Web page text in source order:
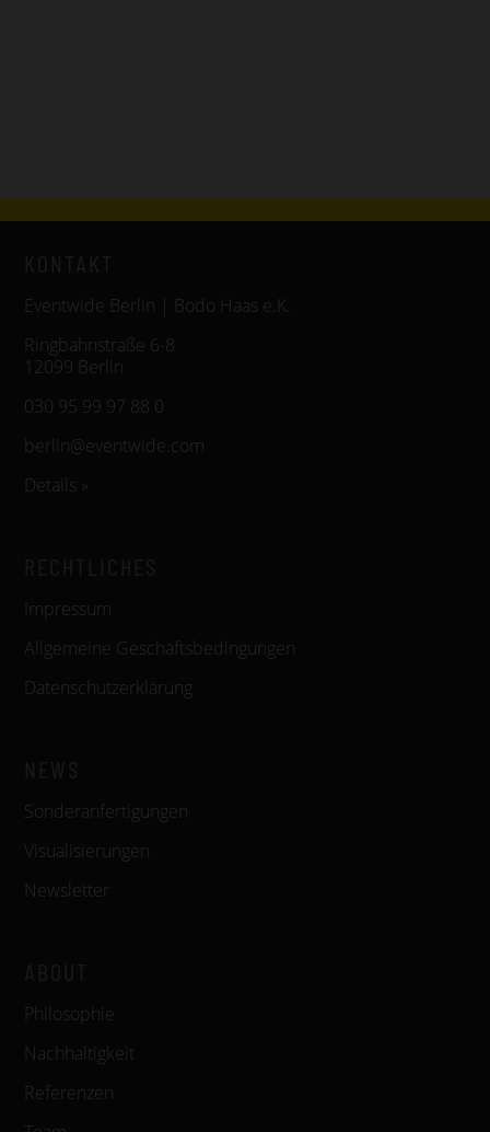
Eventwide Berlin | Bodo Haas e.K.
Ringbahnstraße 6-8
12099 Berlin
030 95 99 97 88 0
berlin@eventwide.com
Details »
Impressum
Allgemeine Geschäftsbedingungen
Datenschutzerklärung
Sonderanfertigungen
Visualisierungen
Newsletter
Philosophie
Nachhaltigkeit
Referenzen